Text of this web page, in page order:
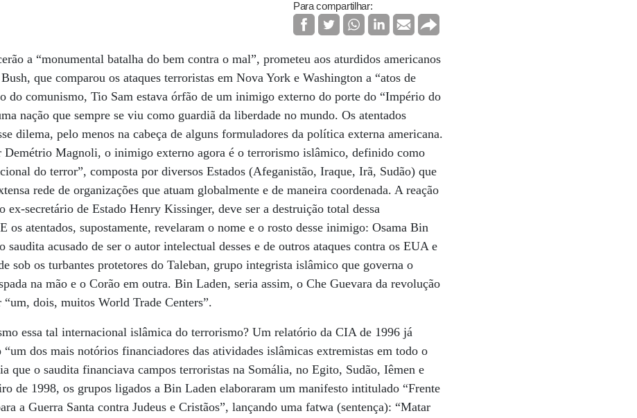
Para compartilhar:
a “monumental batalha do bem contra o mal”, prometeu aos aturdidos americanos
que comparou os ataques terroristas em Nova York e Washington a “atos de
do comunismo, Tio Sam estava órfão de um inimigo externo do porte do “Império do
nação que sempre se viu como guardiã da liberdade no mundo. Os atentados
dilema, pelo menos na cabeça de alguns formuladores da política externa americana.
Demétrio Magnoli, o inimigo externo agora é o terrorismo islâmico, definido como
do terror”, composta por diversos Estados (Afeganistão, Iraque, Irã, Sudão) que
rede de organizações que atuam globalmente e de maneira coordenada. A reação
ex-secretário de Estado Henry Kissinger, deve ser a destruição total dessa
os atentados, supostamente, revelaram o nome e o rosto desse inimigo: Osama Bin
acusado de ser o autor intelectual desses e de outros ataques contra os EUA e
sob os turbantes protetores do Taleban, grupo integrista islâmico que governa o
na mão e o Corão em outra. Bin Laden, seria assim, o Che Guevara da revolução
dois, muitos World Trade Centers”.
essa tal internacional islâmica do terrorismo? Um relatório da CIA de 1996 já
dos mais notórios financiadores das atividades islâmicas extremistas em todo o
que o saudita financiava campos terroristas na Somália, no Egito, Sudão, Iêmen e
de 1998, os grupos ligados a Bin Laden elaboraram um manifesto intitulado “Frente
a Guerra Santa contra Judeus e Cristãos”, lançando uma fatwa (sentença): “Matar